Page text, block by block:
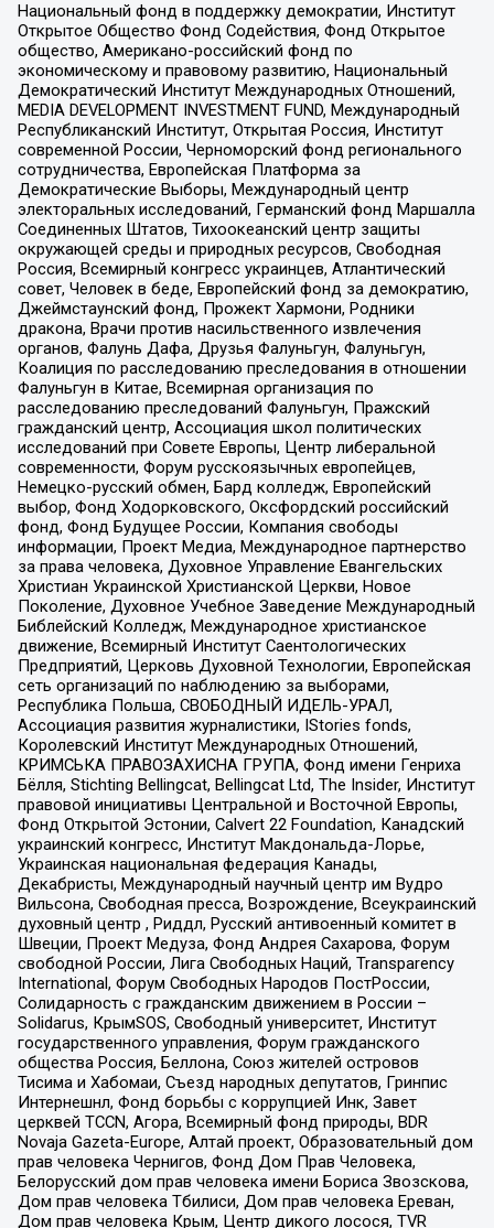
Национальный фонд в поддержку демократии, Институт
Открытое Общество Фонд Содействия, Фонд Открытое
общество, Американо-российский фонд по
экономическому и правовому развитию, Национальный
Демократический Институт Международных Отношений,
MEDIA DEVELOPMENT INVESTMENT FUND, Международный
Республиканский Институт, Открытая Россия, Институт
современной России, Черноморский фонд регионального
сотрудничества, Европейская Платформа за
Демократические Выборы, Международный центр
электоральных исследований, Германский фонд Маршалла
Соединенных Штатов, Тихоокеанский центр защиты
окружающей среды и природных ресурсов, Свободная
Россия, Всемирный конгресс украинцев, Атлантический
совет, Человек в беде, Европейский фонд за демократию,
Джеймстаунский фонд, Прожект Хармони, Родники
дракона, Врачи против насильственного извлечения
органов, Фалунь Дафа, Друзья Фалуньгун, Фалуньгун,
Коалиция по расследованию преследования в отношении
Фалуньгун в Китае, Всемирная организация по
расследованию преследований Фалуньгун, Пражский
гражданский центр, Ассоциация школ политических
исследований при Совете Европы, Центр либеральной
современности, Форум русскоязычных европейцев,
Немецко-русский обмен, Бард колледж, Европейский
выбор, Фонд Ходорковского, Оксфордский российский
фонд, Фонд Будущее России, Компания свободы
информации, Проект Медиа, Международное партнерство
за права человека, Духовное Управление Евангельских
Христиан Украинской Христианской Церкви, Новое
Поколение, Духовное Учебное Заведение Международный
Библейский Колледж, Международное христианское
движение, Всемирный Институт Саентологических
Предприятий, Церковь Духовной Технологии, Европейская
сеть организаций по наблюдению за выборами,
Республика Польша, СВОБОДНЫЙ ИДЕЛЬ-УРАЛ,
Ассоциация развития журналистики, IStories fonds,
Королевский Институт Международных Отношений,
КРИМСЬКА ПРАВОЗАХИСНА ГРУПА, Фонд имени Генриха
Бёлля, Stichting Bellingcat, Bellingcat Ltd, The Insider, Институт
правовой инициативы Центральной и Восточной Европы,
Фонд Открытой Эстонии, Calvert 22 Foundation, Канадский
украинский конгресс, Институт Макдональда-Лорье,
Украинская национальная федерация Канады,
Декабристы, Международный научный центр им Вудро
Вильсона, Свободная пресса, Возрождение, Всеукраинский
духовный центр , Риддл, Русский антивоенный комитет в
Швеции, Проект Медуза, Фонд Андрея Сахарова, Форум
свободной России, Лига Свободных Наций, Transparеncy
International, Форум Свободных Народов ПостРоссии,
Солидарность с гражданским движением в России –
Solidarus, КрымSOS, Свободный университет, Институт
государственного управления, Форум гражданского
общества Россия, Беллона, Союз жителей островов
Тисима и Хабомаи, Съезд народных депутатов, Гринпис
Интернешнл, Фонд борьбы с коррупцией Инк, Завет
церквей TCCN, Агора, Всемирный фонд природы, BDR
Novaja Gazeta-Europe, Алтай проект, Образовательный дом
прав человека Чернигов, Фонд Дом Прав Человека,
Белорусский дом прав человека имени Бориса Звозскова,
Дом прав человека Тбилиси, Дом прав человека Ереван,
Дом прав человека Крым, Центр дикого лосося, TVR